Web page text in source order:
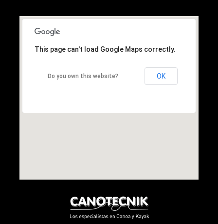
This page can't load Google Maps correctly.
Do you own this website? OK